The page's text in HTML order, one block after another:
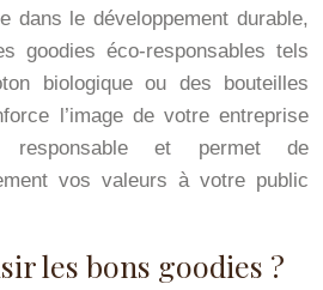
dans le développement durable,
goodies éco-responsables tels
biologique ou des bouteilles
l’image de votre entreprise
responsable et permet de
vos valeurs à votre public
les bons goodies ?